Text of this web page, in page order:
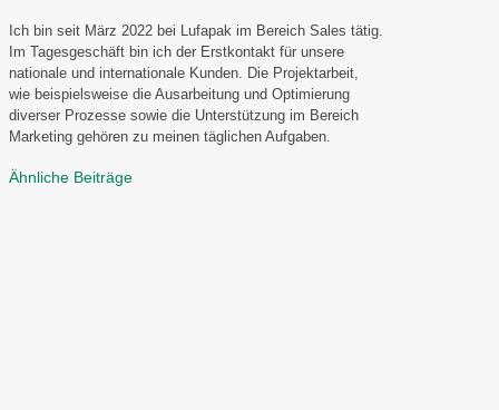
Ich bin seit März 2022 bei Lufapak im Bereich Sales tätig.
Im Tagesgeschäft bin ich der Erstkontakt für unsere
nationale und internationale Kunden. Die Projektarbeit,
wie beispielsweise die Ausarbeitung und Optimierung
diverser Prozesse sowie die Unterstützung im Bereich
Marketing gehören zu meinen täglichen Aufgaben.
Ähnliche Beiträge